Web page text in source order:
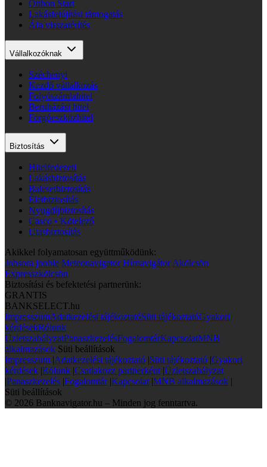
Otthon Start
Lakásfelújítási támogatás
Áfa visszatérítés
Vállalkozóknak
Széchenyi
Kezdő vállalkozás
Folyószámlahitel
Beruházási hitel
Forgóeszközhitel
Biztosítás
Hitelfedezeti
Lakásbiztosítás
Balesetbiztosítás
Életbiztosítás
Nyugdíjbiztosítás
Casco • Kötelező
Utasbiztosítás
Akikkel folyamatosan együttműködünk:
Jobsora jooble Meteonavigator Hírnavigátor Akölcsön
Expresszkölcsön
Biztosítási és befektetési partnerünk:
GRANTIS
BANKSELECT.hu
ImpresszumAdatkezelési tájékoztatóSüti tájékoztatóGyakori
kérdésekRólunk
ÜzletszabályzatPanaszkezelésFogalomtárKapcsolatMNB
alkalmazások Süti beállítások
Impresszum |Adatkezelési tájékoztató |Süti tájékoztató |Gyakori
kérdések |Rólunk |Csatlakozz partnerként |Üzletszabályzat
|Panaszkezelés |Fogalomtár |Kapcsolat |MNB alkalmazások |
Süti beállítások
© 2026 Banknavigator.hu – Minden jog fenntartva.